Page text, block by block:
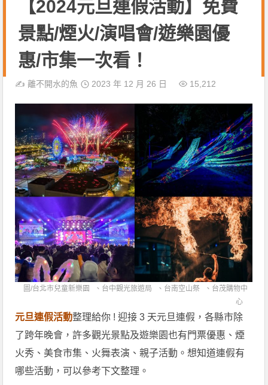
【2024元旦連假活動】免費
景點/煙火/演唱會/遊樂園優
惠/市集一次看！
✍️離不開水的魚 2023 年 12 月 26 日 15,212
圖/台北市兒童新樂園 、 台中觀光旅遊局 、 台南空山祭 、 台茂購物中
心
元旦連假活動整理給你 ! 迎接 3 天元旦連假，各縣市除
了跨年晚會，許多觀光景點及遊樂園也有門票優惠、煙
火秀、美食市集、火舞表演、親子活動。想知道連假有
哪些活動，可以參考下文整理。